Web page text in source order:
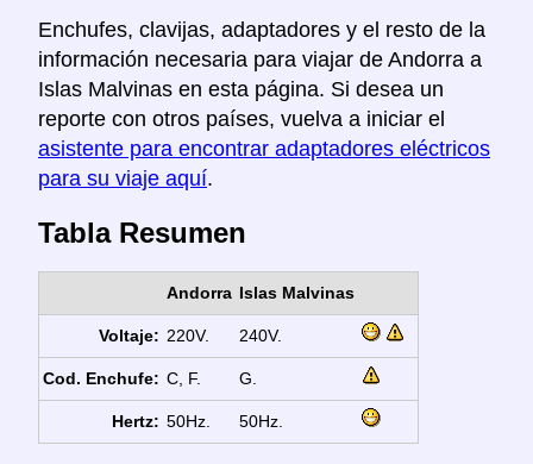
Enchufes, clavijas, adaptadores y el resto de la
información necesaria para viajar de Andorra a
Islas Malvinas en esta página. Si desea un
reporte con otros países, vuelva a iniciar el
asistente para encontrar adaptadores eléctricos
para su viaje aquí.
Tabla Resumen
Andorra Islas Malvinas
Voltaje: 220V. 240V.
Cod. Enchufe: C, F. G.
Hertz: 50Hz. 50Hz.